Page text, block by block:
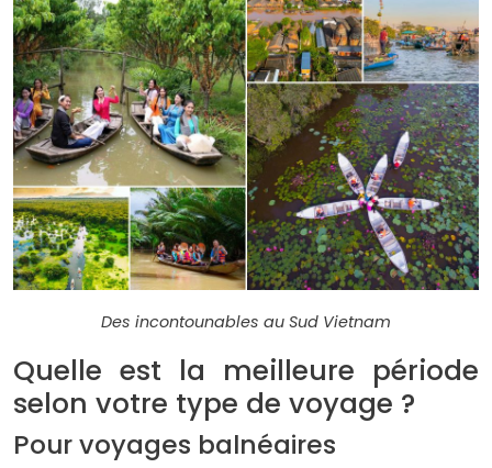
Des incontounables au Sud Vietnam
Quelle est la meilleure période
selon votre type de voyage ?
Pour voyages balnéaires